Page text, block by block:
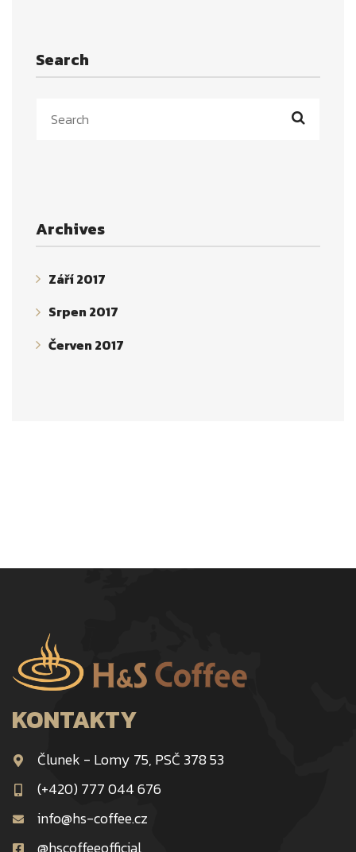
Search
Archives
Září 2017
Srpen 2017
Červen 2017
KONTAKTY
Člunek - Lomy 75, PSČ 378 53
(+420) 777 044 676
info@hs-coffee.cz
@hscoffeeofficial